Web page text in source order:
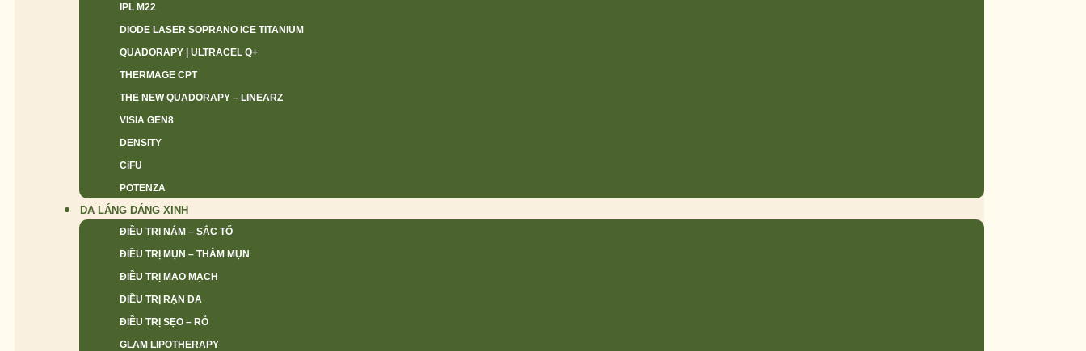
IPL M22
DIODE LASER SOPRANO ICE TITANIUM
QUADORAPY | ULTRACEL Q+
THERMAGE CPT
THE NEW QUADORAPY – LINEARZ
VISIA GEN8
DENSITY
CiFU
POTENZA
DA LÁNG DÁNG XINH
ĐIỀU TRỊ NÁM – SẮC TỐ
ĐIỀU TRỊ MỤN – THÂM MỤN
ĐIỀU TRỊ MAO MẠCH
ĐIỀU TRỊ RẠN DA
ĐIỀU TRỊ SẸO – RỖ
GLAM LIPOTHERAPY